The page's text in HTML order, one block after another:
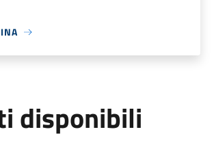
disponibili